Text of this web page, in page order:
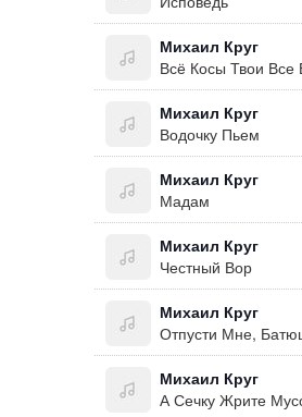
Михаил Круг
Всё Косы Твои Все
Михаил Круг
Водочку Пьем
Михаил Круг
Мадам
Михаил Круг
Честный Вор
Михаил Круг
Отпусти Мне,
Михаил Круг
А Сечку Жрите